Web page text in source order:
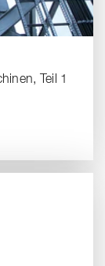
Teil 1